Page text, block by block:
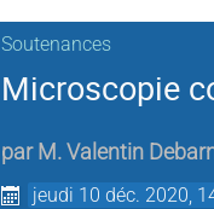
Soutenances
Microscopie
par M. Valentin
jeudi 10 déc. 2020,